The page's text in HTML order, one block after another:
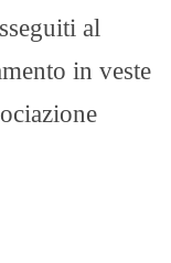
al
in veste